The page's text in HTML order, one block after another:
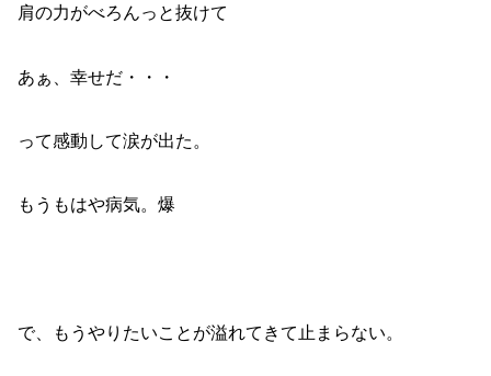
肩の力がべろんっと抜けて
あぁ、幸せだ・・・
って感動して涙が出た。
もうもはや病気。爆
で、もうやりたいことが溢れてきて止まらない。